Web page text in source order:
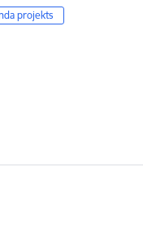
projekts